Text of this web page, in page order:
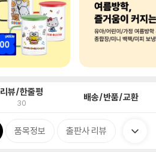
리뷰/한줄평
30 배송/반품/교환
품목정보 출판사 리뷰